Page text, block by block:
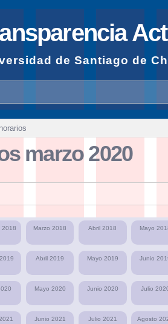
de Santiago de
usted aquí
marzo 2020
2018 Marzo 2018 Abril 2018 Mayo
Abril 2019 Mayo 2019 Junio
Mayo 2020 Junio 2020 Julio
Junio 2021 Julio 2021 Agosto